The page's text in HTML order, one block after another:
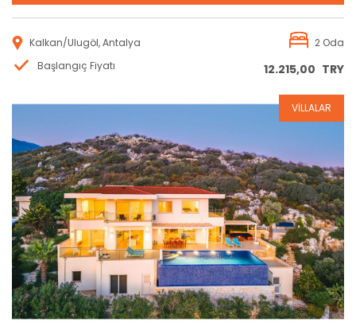
Kalkan/Ulugöl, Antalya
2 Oda
Başlangıç Fiyatı
12.215,00 TRY
Rezervasyon
VİLLALAR